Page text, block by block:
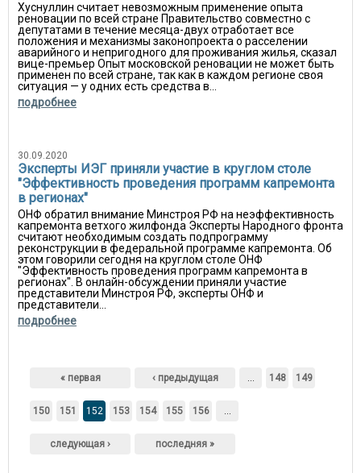
Хуснуллин считает невозможным применение опыта
реновации по всей стране Правительство совместно с
депутатами в течение месяца-двух отработает все
положения и механизмы законопроекта о расселении
аварийного и непригодного для проживания жилья, сказал
вице-премьер Опыт московской реновации не может быть
применен по всей стране, так как в каждом регионе своя
ситуация — у одних есть средства в...
подробнее
30.09.2020
Эксперты ИЭГ приняли участие в круглом столе
"Эффективность проведения программ капремонта
в регионах"
ОНФ обратил внимание Минстроя РФ на неэффективность
капремонта ветхого жилфонда Эксперты Народного фронта
считают необходимым создать подпрограмму
реконструкции в федеральной программе капремонта. Об
этом говорили сегодня на круглом столе ОНФ
"Эффективность проведения программ капремонта в
регионах". В онлайн-обсуждении приняли участие
представители Минстроя РФ, эксперты ОНФ и
представители...
подробнее
Страницы
« первая ‹ предыдущая … 148 149
150 151 152 153 154 155 156 …
следующая › последняя »